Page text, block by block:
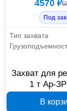
4570 ₽
Под
Тип захвата
Захват для
1 т Ар-
В